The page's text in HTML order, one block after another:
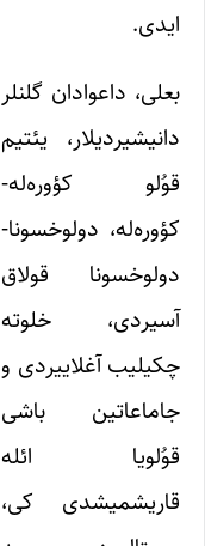
ایدی.
بعلی، داعوادان گلنلر
دانیشیردیلار، یئتیم
قوُلو کؤوره‌له-
کؤوره‌له، دولوخسونا-
دولوخسونا قولاق
آسیردی، خلوته
چکیلیب آغلاییردی و
جاماعاتین باشی
قوُلویا ائله
قاریشمیشدی کی،